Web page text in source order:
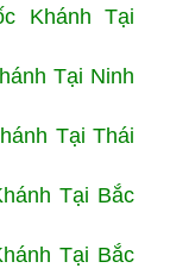
Khánh Tại
Tại Ninh
Tại Thái
Tại Bắc
Tại Bắc